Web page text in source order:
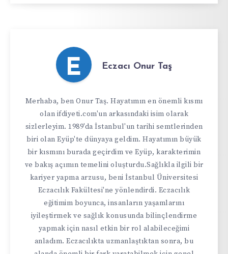
E Eczacı Onur Taş
Merhaba, ben Onur Taş. Hayatımın en önemli kısmı
olan ifdiyeti.com'un arkasındaki isim olarak
sizlerleyim. 1989'da İstanbul'un tarihi semtlerinden
biri olan Eyüp'te dünyaya geldim. Hayatımın büyük
bir kısmını burada geçirdim ve Eyüp, karakterimin
ve bakış açımın temelini oluşturdu.Sağlıkla ilgili bir
kariyer yapma arzusu, beni İstanbul Üniversitesi
Eczacılık Fakültesi'ne yönlendirdi. Eczacılık
eğitimim boyunca, insanların yaşamlarını
iyileştirmek ve sağlık konusunda bilinçlendirme
yapmak için nasıl etkin bir rol alabileceğimi
anladım. Eczacılıkta uzmanlaştıktan sonra, bu